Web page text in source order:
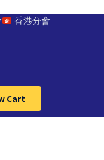
香港分會
Cart